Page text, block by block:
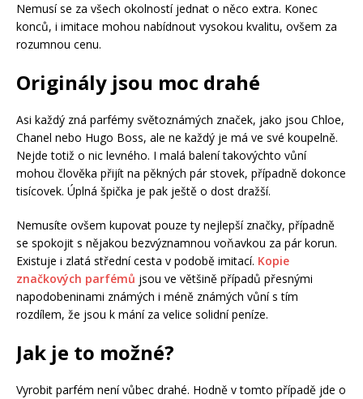
Nemusí se za všech okolností jednat o něco extra. Konec
konců, i imitace mohou nabídnout vysokou kvalitu, ovšem za
rozumnou cenu.
Originály jsou moc drahé
Asi každý zná parfémy světoznámých značek, jako jsou Chloe,
Chanel nebo Hugo Boss, ale ne každý je má ve své koupelně.
Nejde totiž o nic levného. I malá balení takovýchto vůní
mohou člověka přijít na pěkných pár stovek, případně dokonce
tisícovek. Úplná špička je pak ještě o dost dražší.
Nemusíte ovšem kupovat pouze ty nejlepší značky, případně
se spokojit s nějakou bezvýznamnou voňavkou za pár korun.
Existuje i zlatá střední cesta v podobě imitací. Kopie
značkových parfémů jsou ve většině případů přesnými
napodobeninami známých i méně známých vůní s tím
rozdílem, že jsou k mání za velice solidní peníze.
Jak je to možné?
Vyrobit parfém není vůbec drahé. Hodně v tomto případě jde o